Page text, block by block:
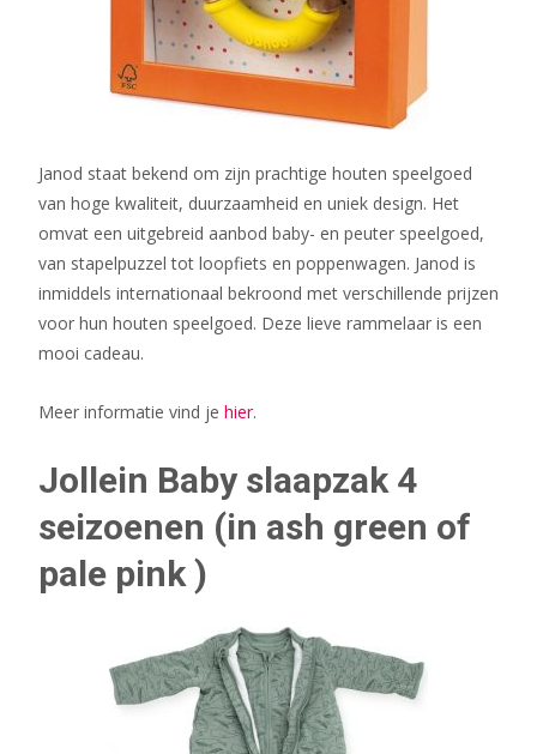
Janod staat bekend om zijn prachtige houten speelgoed
van hoge kwaliteit, duurzaamheid en uniek design. Het
omvat een uitgebreid aanbod baby- en peuter speelgoed,
van stapelpuzzel tot loopfiets en poppenwagen. Janod is
inmiddels internationaal bekroond met verschillende prijzen
voor hun houten speelgoed. Deze lieve rammelaar is een
mooi cadeau.
Meer informatie vind je hier.
Jollein Baby slaapzak 4
seizoenen (in ash green of
pale pink )